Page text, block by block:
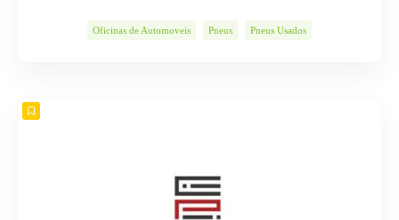
Oficinas de Automoveis Pneus Pneus Usados